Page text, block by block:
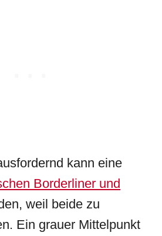
kann eine
Borderliner und
weil beide zu
Ein grauer Mittelpunkt